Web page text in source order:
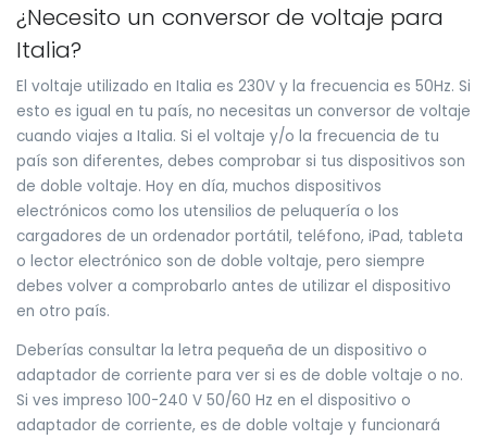
¿Necesito un conversor de voltaje para
Italia?
El voltaje utilizado en Italia es 230V y la frecuencia es 50Hz. Si
esto es igual en tu país, no necesitas un conversor de voltaje
cuando viajes a Italia. Si el voltaje y/o la frecuencia de tu
país son diferentes, debes comprobar si tus dispositivos son
de doble voltaje. Hoy en día, muchos dispositivos
electrónicos como los utensilios de peluquería o los
cargadores de un ordenador portátil, teléfono, iPad, tableta
o lector electrónico son de doble voltaje, pero siempre
debes volver a comprobarlo antes de utilizar el dispositivo
en otro país.
Deberías consultar la letra pequeña de un dispositivo o
adaptador de corriente para ver si es de doble voltaje o no.
Si ves impreso 100-240 V 50/60 Hz en el dispositivo o
adaptador de corriente, es de doble voltaje y funcionará